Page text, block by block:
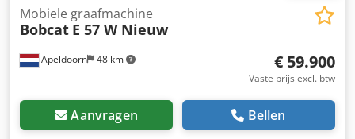
Apeldoorn 48 km
Mobiele graafmachine
Bobcat E 57 W Nieuw
€ 59.900
Vaste prijs excl. btw
Aanvragen Bellen